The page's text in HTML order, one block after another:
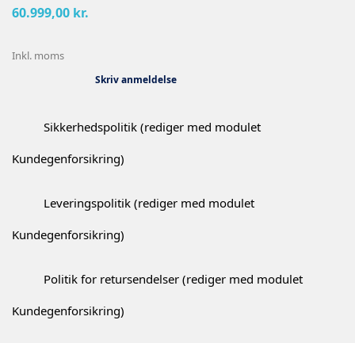
60.999,00 kr.
Inkl. moms
Skriv anmeldelse
Sikkerhedspolitik (rediger med modulet
Kundegenforsikring)
Leveringspolitik (rediger med modulet
Kundegenforsikring)
Politik for retursendelser (rediger med modulet
Kundegenforsikring)